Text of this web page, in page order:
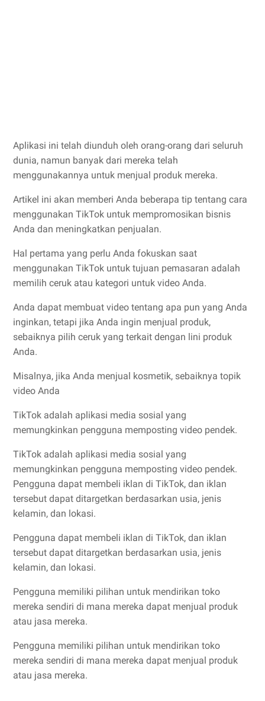
Aplikasi ini telah diunduh oleh orang-orang dari seluruh
dunia, namun banyak dari mereka telah
menggunakannya untuk menjual produk mereka.
Artikel ini akan memberi Anda beberapa tip tentang cara
menggunakan TikTok untuk mempromosikan bisnis
Anda dan meningkatkan penjualan.
Hal pertama yang perlu Anda fokuskan saat
menggunakan TikTok untuk tujuan pemasaran adalah
memilih ceruk atau kategori untuk video Anda.
Anda dapat membuat video tentang apa pun yang Anda
inginkan, tetapi jika Anda ingin menjual produk,
sebaiknya pilih ceruk yang terkait dengan lini produk
Anda.
Misalnya, jika Anda menjual kosmetik, sebaiknya topik
video Anda
TikTok adalah aplikasi media sosial yang
memungkinkan pengguna memposting video pendek.
TikTok adalah aplikasi media sosial yang
memungkinkan pengguna memposting video pendek.
Pengguna dapat membeli iklan di TikTok, dan iklan
tersebut dapat ditargetkan berdasarkan usia, jenis
kelamin, dan lokasi.
Pengguna dapat membeli iklan di TikTok, dan iklan
tersebut dapat ditargetkan berdasarkan usia, jenis
kelamin, dan lokasi.
Pengguna memiliki pilihan untuk mendirikan toko
mereka sendiri di mana mereka dapat menjual produk
atau jasa mereka.
Pengguna memiliki pilihan untuk mendirikan toko
mereka sendiri di mana mereka dapat menjual produk
atau jasa mereka.